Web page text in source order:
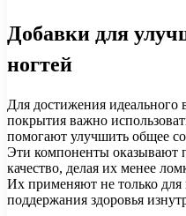
Добавки для
ногтей
Для достижения идеального
покрытия важно
помогают улучшить общее
Эти компоненты оказывают
качество, делая их менее
Их применяют не только для
поддержания здоровья